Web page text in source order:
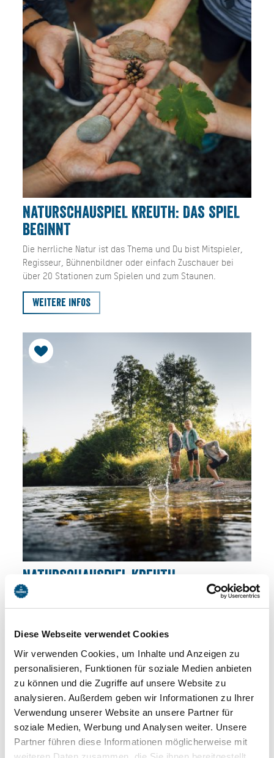
Diese Webseite verwendet Cookies
Wir verwenden Cookies, um Inhalte und Anzeigen zu
personalisieren, Funktionen für soziale Medien anbieten
zu können und die Zugriffe auf unsere Website zu
analysieren. Außerdem geben wir Informationen zu Ihrer
Verwendung unserer Website an unsere Partner für
soziale Medien, Werbung und Analysen weiter. Unsere
Partner führen diese Informationen möglicherweise mit
NATURSCHAUSPIEL KREUTH: DAS SPIEL
BEGINNT
Die herrliche Natur ist das Thema und Du bist Mitspieler,
Regisseur, Bühnenbildner oder einfach Zuschauer bei
über 20 Stationen zum Spielen und zum Staunen.
Weitere Infos
NATURSCHAUSPIEL KREUTH:
WASSERTIERE
Hier siehst Du faszinierende kleine Tiere. Wenn Du die
musst Du schon sehr genau suchen. Und - die Tiere in der
Weißach zeigen auch, wie gut die Wasserqualität ist.
Weitere Infos